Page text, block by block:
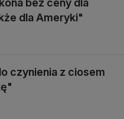
bez ceny dla
dla Ameryki"
czynienia z ciosem